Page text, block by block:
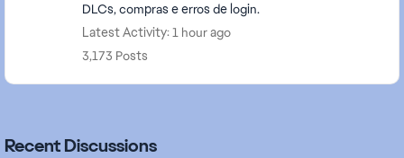
DLCs, compras e erros de login.
Latest Activity: 1 hour ago
3,173 Posts
Recent Discussions